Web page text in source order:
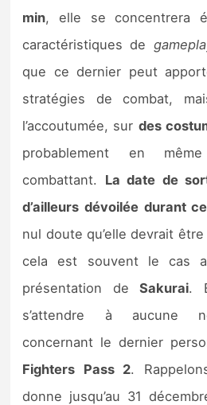
min, elle se concentrera
caractéristiques de
que ce dernier peut
stratégies de combat,
l’accoutumée, sur des
probablement en
combattant. La date de
d’ailleurs dévoilée durant
nul doute qu’elle devrait
cela est souvent le cas
présentation deSakurai.
s’attendre à aucune
concernant le dernier
Fighters Pass 2.
donne jusqu’au 31